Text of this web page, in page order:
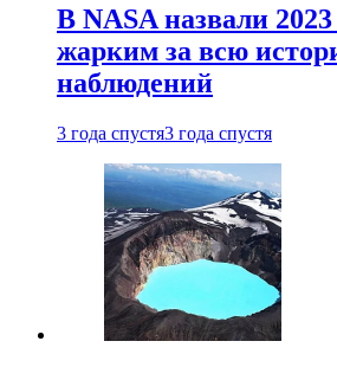
В NASA назвали
жарким за всю
наблюдений
3 года спустя3 года спустя